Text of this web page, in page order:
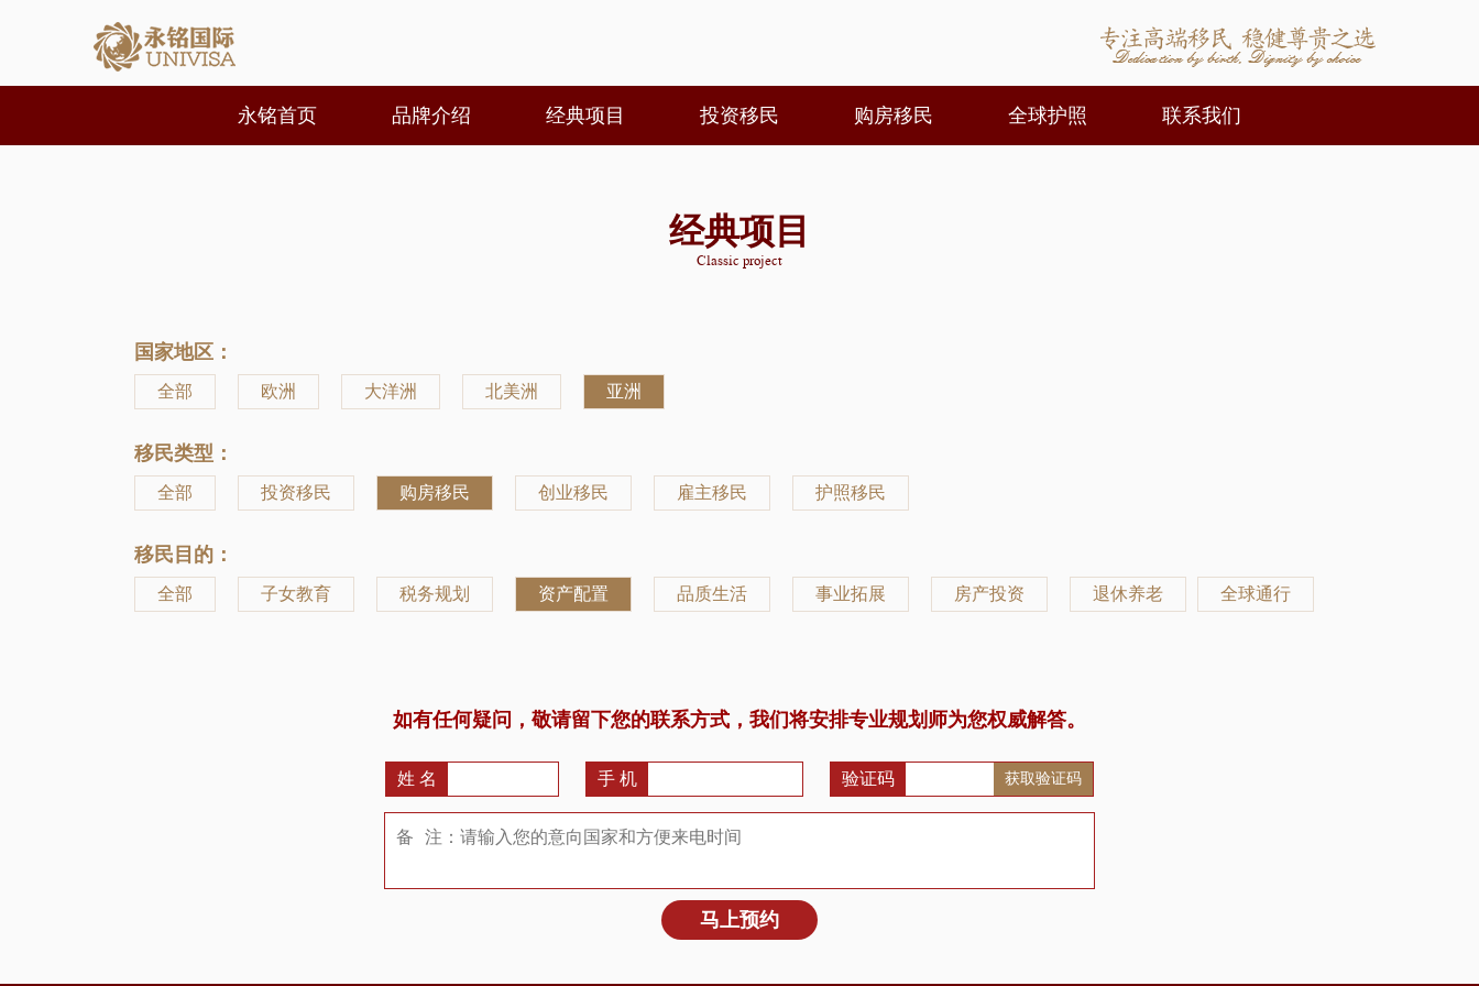
永铭首页 品牌介绍 经典项目 投资移民 购房移民 全球护照 联系我们
经典项目
Classic project
国家地区：
全部 欧洲 大洋洲 北美洲 亚洲
移民类型：
全部 投资移民 购房移民 创业移民 雇主移民 护照移民
移民目的：
全部 子女教育 税务规划 资产配置 品质生活 事业拓展 房产投资 退休养老 全球通行
如有任何疑问，敬请留下您的联系方式，我们将安排专业规划师为您权威解答。
姓 名 手 机 验证码 获取验证码
马上预约